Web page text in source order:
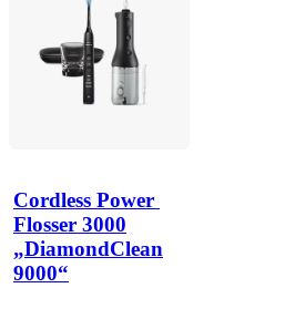
Cordless Power
Flosser 3000
„DiamondClean
9000“